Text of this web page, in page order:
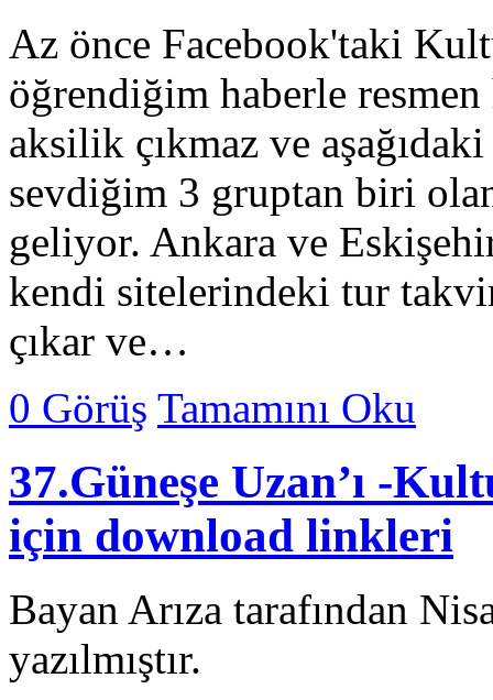
Az önce Facebook'taki
öğrendiğim haberle
aksilik çıkmaz ve
sevdiğim 3 gruptan biri
geliyor. Ankara ve
kendi sitelerindeki tur
çıkar ve…
0 Görüş Tamamını Oku
37.Güneşe Uzan’ı -
için download linkleri
Bayan Arıza tarafından
yazılmıştır.